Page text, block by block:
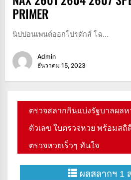
PRIMER
นิปปอนเพนต์ออกโปรดักส์ โฉ...
Admin
ธันวาคม 15, 2023
ตรวจสลากกินแบ่งรัฐบาลผล
ตัวเลข ใบตรวจหวย พร้อมส
ตรวจหวยเร็วๆ ทันใจ